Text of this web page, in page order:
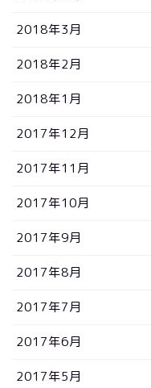
2018年3月
2018年2月
2018年1月
2017年12月
2017年11月
2017年10月
2017年9月
2017年8月
2017年7月
2017年6月
2017年5月